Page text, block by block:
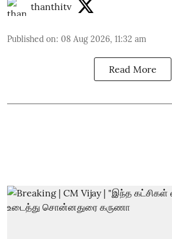
thanthitv
Published on: 08 Aug 2026, 11:32 am
Read More